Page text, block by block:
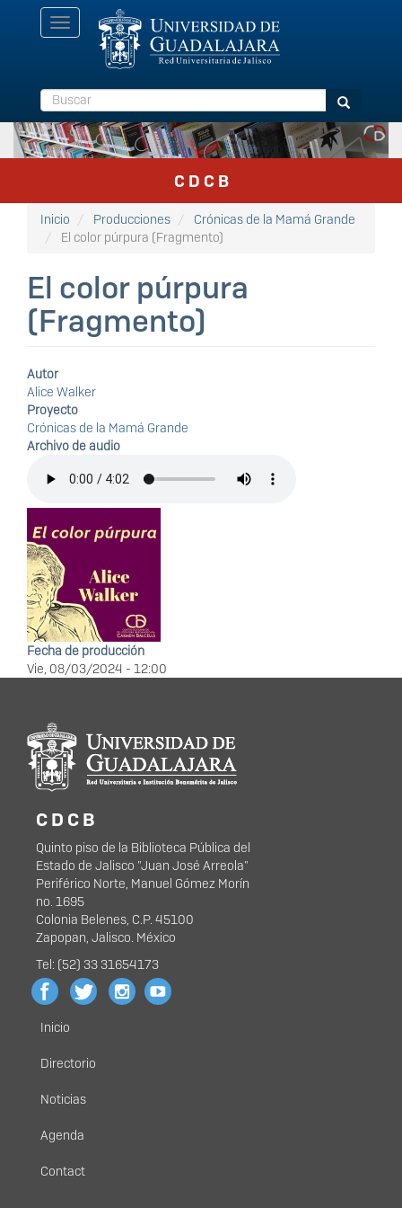
Toggle
navigation
Buscar Buscar
C D C B
Inicio Producciones
Crónicas de la Mamá Grande
El color púrpura (Fragmento)
El color púrpura
(Fragmento)
Autor
Alice Walker
Proyecto
Crónicas de la Mamá Grande
Archivo de audio
Fecha de producción
Vie, 08/03/2024 - 12:00
Información del
portal
C D C B
Quinto piso de la Biblioteca Pública del
Estado de Jalisco "Juan José Arreola"
Periférico Norte, Manuel Gómez Morín
no. 1695
Colonia Belenes, C.P. 45100
Zapopan, Jalisco. México
Tel: (52) 33 31654173
Menú
principal
Inicio
Directorio
Noticias
Agenda
Contact